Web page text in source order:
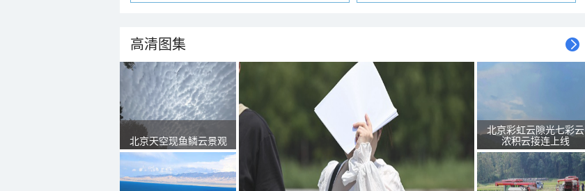
高清图集
北京天空现鱼鳞云景观
北京彩虹云隙光七彩云
浓积云接连上线